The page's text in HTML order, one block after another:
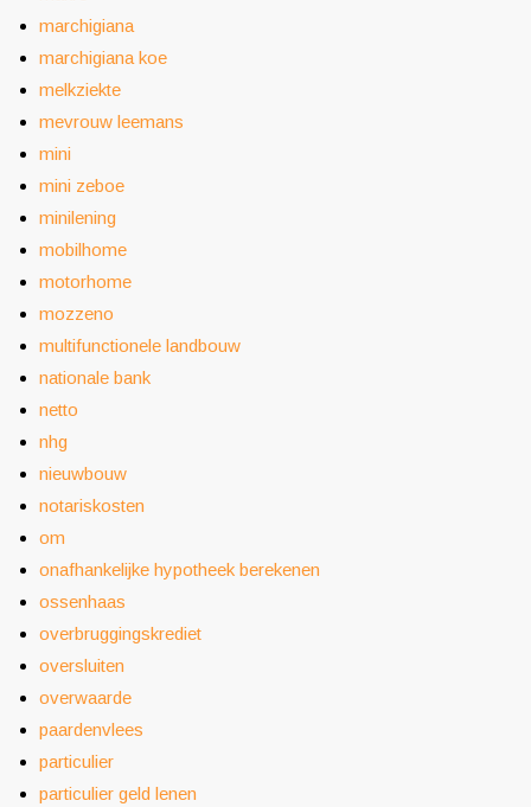
marchigiana
marchigiana koe
melkziekte
mevrouw leemans
mini
mini zeboe
minilening
mobilhome
motorhome
mozzeno
multifunctionele landbouw
nationale bank
netto
nhg
nieuwbouw
notariskosten
om
onafhankelijke hypotheek berekenen
ossenhaas
overbruggingskrediet
oversluiten
overwaarde
paardenvlees
particulier
particulier geld lenen